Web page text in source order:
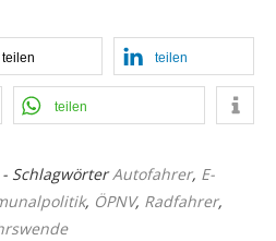
teilen teilen
teilen
- SchlagwörterAutofahrer, E-
, ÖPNV, Radfahrer,